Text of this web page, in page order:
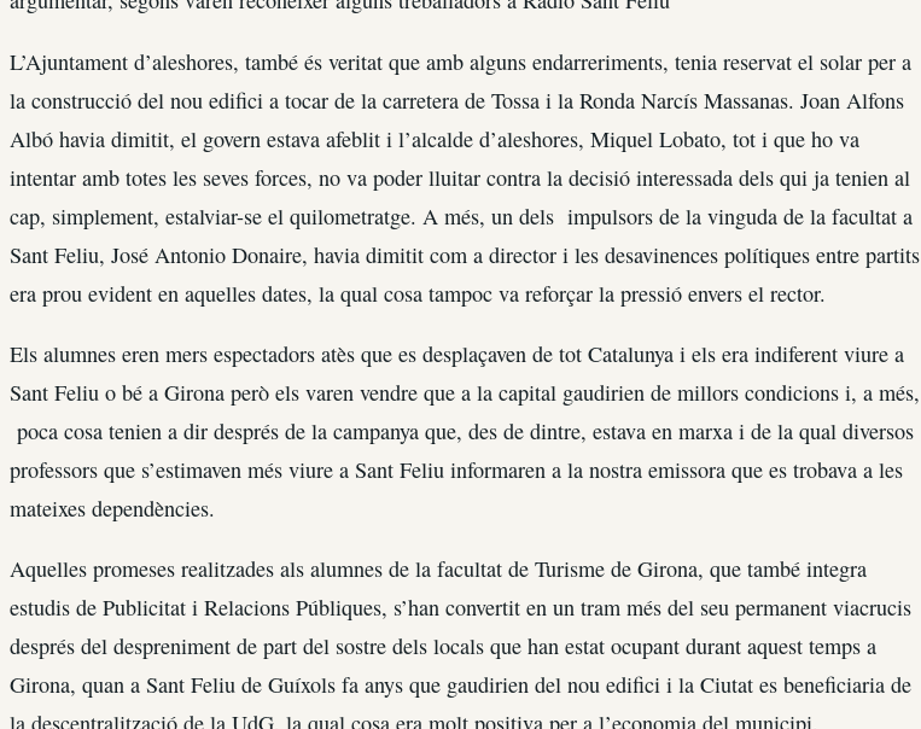
L’Ajuntament d’aleshores, també és veritat que amb alguns endarreriments, tenia reservat el solar per a
la construcció del nou edifici a tocar de la carretera de Tossa i la Ronda Narcís Massanas. Joan Alfons
Albó havia dimitit, el govern estava afeblit i l’alcalde d’aleshores, Miquel Lobato, tot i que ho va
intentar amb totes les seves forces, no va poder lluitar contra la decisió interessada dels qui ja tenien al
cap, simplement, estalviar-se el quilometratge. A més, un dels impulsors de la vinguda de la facultat a
Sant Feliu, José Antonio Donaire, havia dimitit com a director i les desavinences polítiques entre partits
era prou evident en aquelles dates, la qual cosa tampoc va reforçar la pressió envers el rector.
Els alumnes eren mers espectadors atès que es desplaçaven de tot Catalunya i els era indiferent viure a
Sant Feliu o bé a Girona però els varen vendre que a la capital gaudirien de millors condicions i, a més,
poca cosa tenien a dir després de la campanya que, des de dintre, estava en marxa i de la qual diversos
professors que s’estimaven més viure a Sant Feliu informaren a la nostra emissora que es trobava a les
mateixes dependències.
Aquelles promeses realitzades als alumnes de la facultat de Turisme de Girona, que també integra
estudis de Publicitat i Relacions Públiques, s’han convertit en un tram més del seu permanent viacrucis
després del despreniment de part del sostre dels locals que han estat ocupant durant aquest temps a
Girona, quan a Sant Feliu de Guíxols fa anys que gaudirien del nou edifici i la Ciutat es beneficiaria de
la descentralització de la UdG, la qual cosa era molt positiva per a l’economia del municipi.